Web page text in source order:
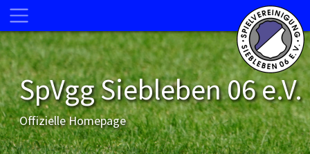
SpVgg Siebleben 06 e.V.
Offizielle Homepage